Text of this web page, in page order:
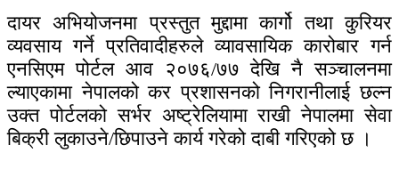
दायर अभियोजनमा प्रस्तुत मुद्दामा कार्गो तथा कुरियर
व्यवसाय गर्ने प्रतिवादीहरुले व्यावसायिक कारोबार गर्न
एनसिएम पोर्टल आव २०७६/७७ देखि नै सञ्चालनमा
ल्याएकामा नेपालको कर प्रशासनको निगरानीलाई छल्न
उक्त पोर्टलको सर्भर अष्ट्रेलियामा राखी नेपालमा सेवा
बिक्री लुकाउने/छिपाउने कार्य गरेको दाबी गरिएको छ ।